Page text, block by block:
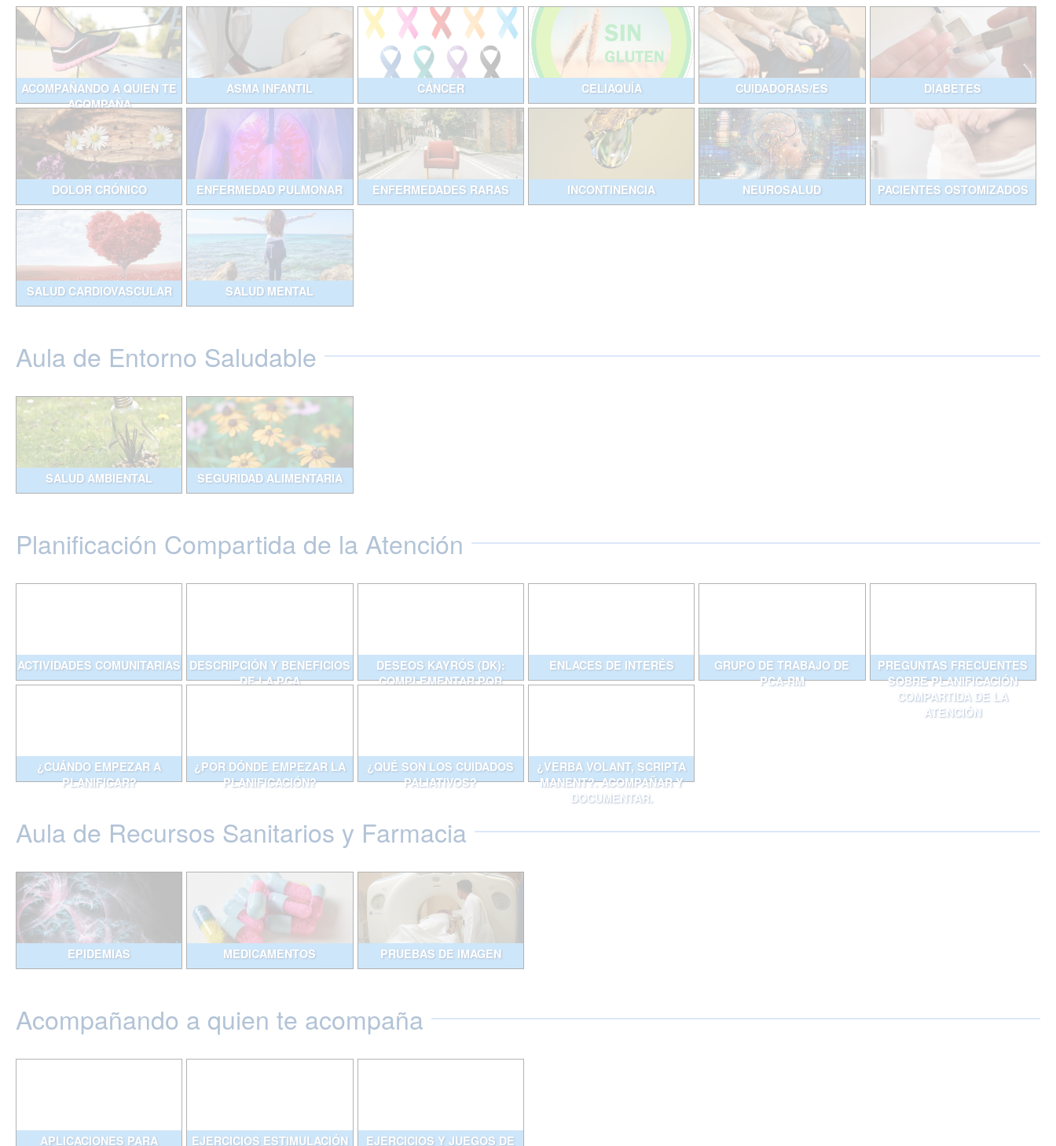
ACOMPAÑANDO A QUIEN TE
ACOMPAÑA
ASMA INFANTIL CÁNCER CELIAQUÍA CUIDADORAS/ES DIABETES
DOLOR CRÓNICO ENFERMEDAD PULMONAR ENFERMEDADES RARAS INCONTINENCIA NEUROSALUD PACIENTES OSTOMIZADOS
SALUD CARDIOVASCULAR SALUD MENTAL
Aula de Entorno Saludable
SALUD AMBIENTAL SEGURIDAD ALIMENTARIA
Planificación Compartida de la Atención
ACTIVIDADES COMUNITARIAS DESCRIPCIÓN Y BENEFICIOS
DE LA PCA
DESEOS KAYRÓS (DK):
COMPLEMENTAR POR
ENLACES DE INTERÉS
GRUPO DE TRABAJO DE
PCA-RM
PREGUNTAS FRECUENTES
SOBRE PLANIFICACIÓN
COMPARTIDA DE LA
ATENCIÓN
¿CUÁNDO EMPEZAR A
PLANIFICAR?
¿POR DÓNDE EMPEZAR LA
PLANIFICACIÓN?
¿QUÉ SON LOS CUIDADOS
PALIATIVOS?
¿VERBA VOLANT, SCRIPTA
MANENT?. ACOMPAÑAR Y
DOCUMENTAR.
Aula de Recursos Sanitarios y Farmacia
EPIDEMIAS MEDICAMENTOS PRUEBAS DE IMAGEN
Acompañando a quien te acompaña
APLICACIONES PARA EJERCICIOS ESTIMULACIÓN EJERCICIOS Y JUEGOS DE